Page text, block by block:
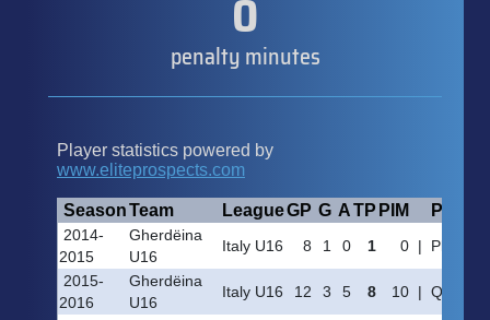
0
penalty minutes